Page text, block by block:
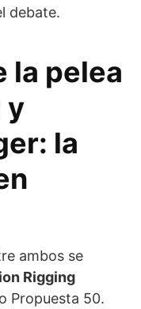
debate.
la pelea
y
la
ambos se
Rigging
Propuesta 50.